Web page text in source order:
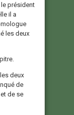
président
il a
les deux
deux
de
de se